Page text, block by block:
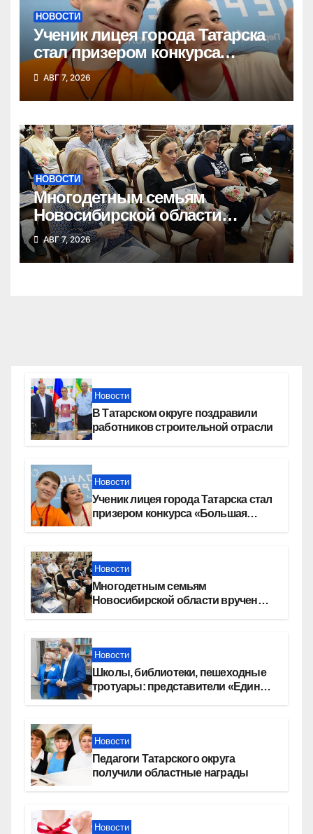
НОВОСТИ
Ученик лицея города Татарска
стал призером конкурса
«Большая перемена»
АВГ 7, 2026
НОВОСТИ
Многодетным семьям
Новосибирской области
вручены сертификаты на
приобретение автомобилей
АВГ 7, 2026
Новости
В Татарском округе поздравили
работников строительной отрасли
Новости
Ученик лицея города Татарска стал
призером конкурса «Большая
Новости
Многодетным семьям
Новосибирской области вручены
Новости
Школы, библиотеки, пешеходные
тротуары: представители «Единой
Новости
Педагоги Татарского округа
получили областные награды
Новости